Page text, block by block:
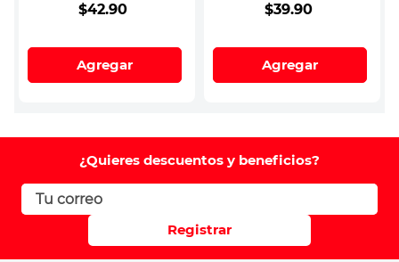
$42.90
Agregar
$39.90
Agregar
¿Quieres descuentos y beneficios?
Registrar